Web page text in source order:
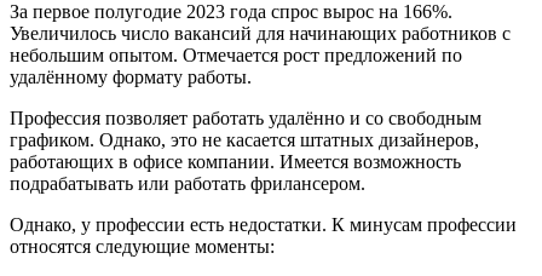
За первое полугодие 2023 года спрос вырос на 166%.
Увеличилось число вакансий для начинающих работников с
небольшим опытом. Отмечается рост предложений по
удалённому формату работы.
Профессия позволяет работать удалённо и со свободным
графиком. Однако, это не касается штатных дизайнеров,
работающих в офисе компании. Имеется возможность
подрабатывать или работать фрилансером.
Однако, у профессии есть недостатки. К минусам профессии
относятся следующие моменты: